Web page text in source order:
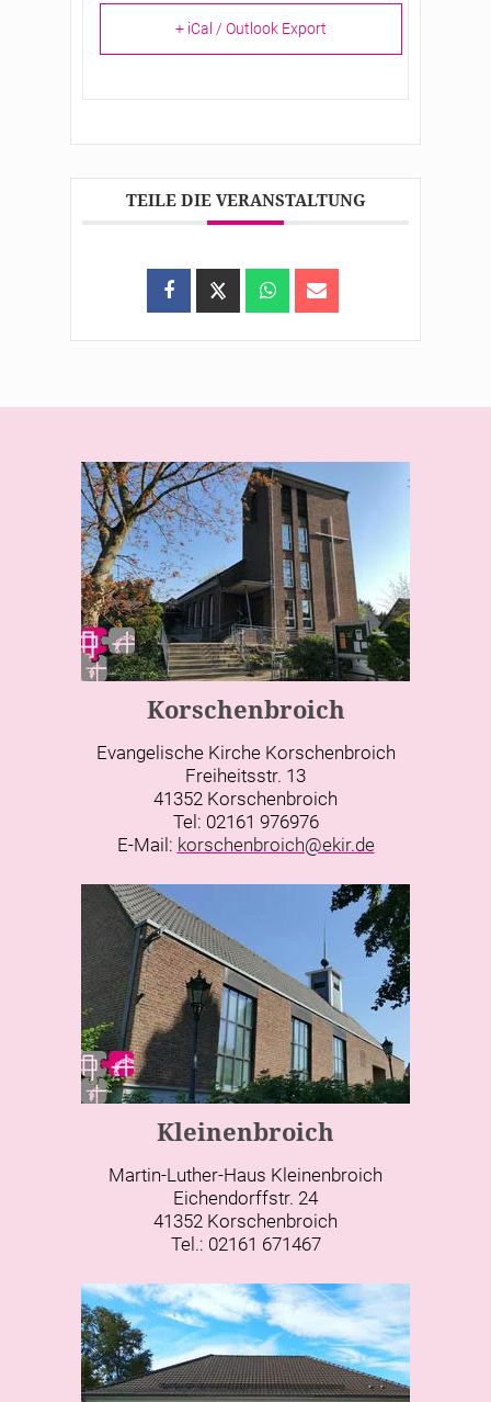
+ iCal / Outlook Export
TEILE DIE VERANSTALTUNG
Korschenbroich
Evangelische Kirche Korschenbroich
Freiheitsstr. 13
41352 Korschenbroich
Tel: 02161 976976
E-Mail: korschenbroich@ekir.de
Kleinenbroich
Martin-Luther-Haus Kleinenbroich
Eichendorffstr. 24
41352 Korschenbroich
Tel.: 02161 671467